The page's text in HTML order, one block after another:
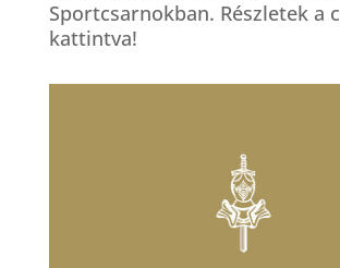
Sportcsarnokban. Részletek a
kattintva!